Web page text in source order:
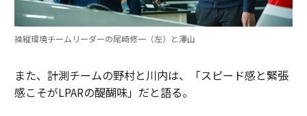
操縦環境チームリーダーの尾崎修一（左）と澤山
また、計測チームの野村と川内は、「スピード感と緊張
感こそがLPARの醍醐味」だと語る。